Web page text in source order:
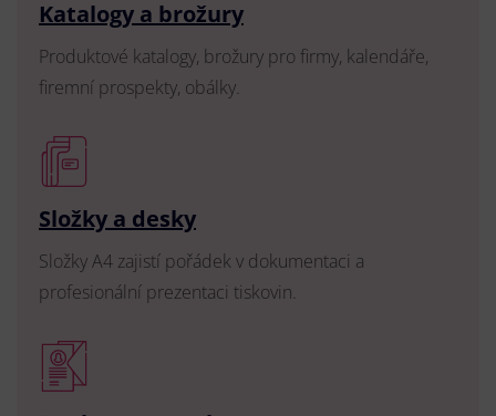
Katalogy a brožury
Produktové katalogy, brožury pro firmy, kalendáře,
firemní prospekty, obálky.
Složky a desky
Složky A4 zajistí pořádek v dokumentaci a
profesionální prezentaci tiskovin.